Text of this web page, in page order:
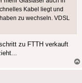
Kabel liegt und
zu wechseln. VDSL
zu FTTH verkauft